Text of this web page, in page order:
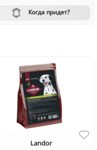
Когда придет?
Landor